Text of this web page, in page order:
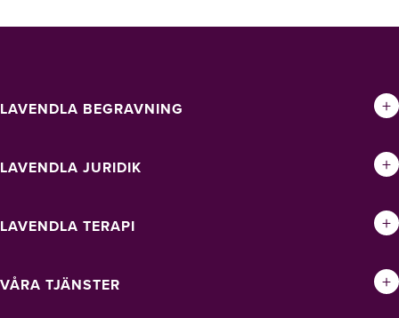
LAVENDLA BEGRAVNING +
LAVENDLA JURIDIK +
LAVENDLA TERAPI +
VÅRA TJÄNSTER +